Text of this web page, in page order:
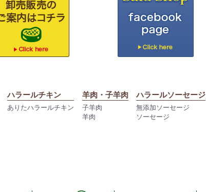
ハラールチキン
ありたハラールチキン
羊肉・子羊肉
子羊肉
羊肉
ハラールソーセージ
無添加ソーセージ
ソーセージ